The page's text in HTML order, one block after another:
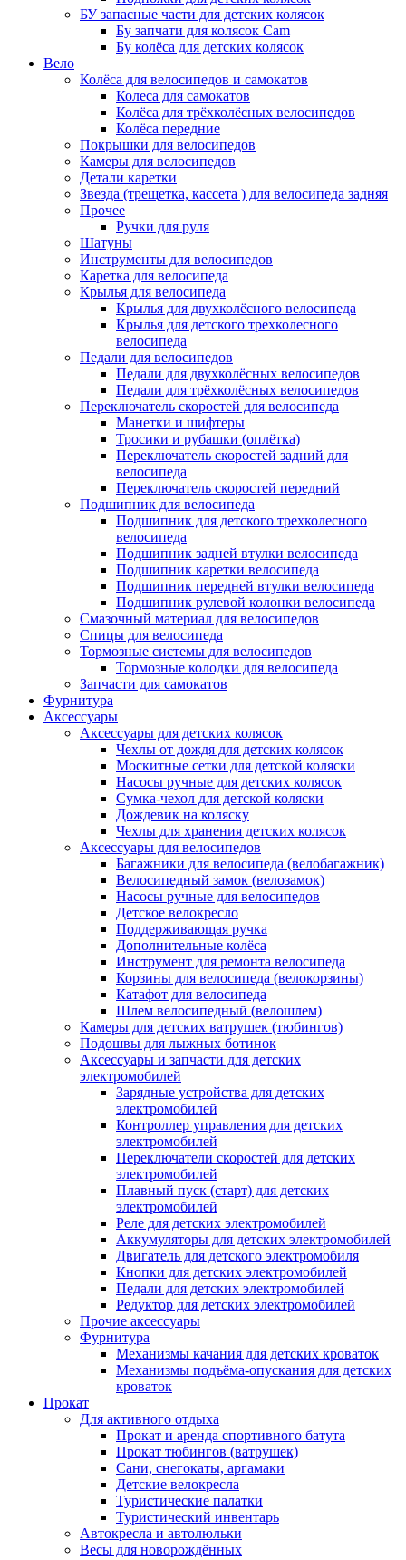
БУ запасные части для детских колясок
Бу запчати для колясок Cam
Бу колёса для детских колясок
Вело
Колёса для велосипедов и самокатов
Колеса для самокатов
Колёса для трёхколёсных велосипедов
Колёса передние
Покрышки для велосипедов
Камеры для велосипедов
Детали каретки
Звезда (трещетка, кассета ) для велосипеда задняя
Прочее
Ручки для руля
Шатуны
Инструменты для велосипедов
Каретка для велосипеда
Крылья для велосипеда
Крылья для двухколёсного велосипеда
Крылья для детского трехколесного
велосипеда
Педали для велосипедов
Педали для двухколёсных велосипедов
Педали для трёхколёсных велосипедов
Переключатель скоростей для велосипеда
Манетки и шифтеры
Тросики и рубашки (оплётка)
Переключатель скоростей задний для
велосипеда
Переключатель скоростей передний
Подшипник для велосипеда
Подшипник для детского трехколесного
велосипеда
Подшипник задней втулки велосипеда
Подшипник каретки велосипеда
Подшипник передней втулки велосипеда
Подшипник рулевой колонки велосипеда
Смазочный материал для велосипедов
Спицы для велосипеда
Тормозные системы для велосипедов
Тормозные колодки для велосипеда
Запчасти для самокатов
Фурнитура
Аксессуары
Аксессуары для детских колясок
Чехлы от дождя для детских колясок
Москитные сетки для детской коляски
Насосы ручные для детских колясок
Сумка-чехол для детской коляски
Дождевик на коляску
Чехлы для хранения детских колясок
Аксессуары для велосипедов
Багажники для велосипеда (велобагажник)
Велосипедный замок (велозамок)
Насосы ручные для велосипедов
Детское велокресло
Поддерживающая ручка
Дополнительные колёса
Инструмент для ремонта велосипеда
Корзины для велосипеда (велокорзины)
Катафот для велосипеда
Шлем велосипедный (велошлем)
Камеры для детских ватрушек (тюбингов)
Подошвы для лыжных ботинок
Аксессуары и запчасти для детских
электромобилей
Зарядные устройства для детских
электромобилей
Контроллер управления для детских
электромобилей
Переключатели скоростей для детских
электромобилей
Плавный пуск (старт) для детских
электромобилей
Реле для детских электромобилей
Аккумуляторы для детских электромобилей
Двигатель для детского электромобиля
Кнопки для детских электромобилей
Педали для детских электромобилей
Редуктор для детских электромобилей
Прочие аксессуары
Фурнитура
Механизмы качания для детских кроваток
Механизмы подъёма-опускания для детских
кроваток
Прокат
Для активного отдыха
Прокат и аренда спортивного батута
Прокат тюбингов (ватрушек)
Сани, снегокаты, аргамаки
Детские велокресла
Туристические палатки
Туристический инвентарь
Автокресла и автолюльки
Весы для новорождённых